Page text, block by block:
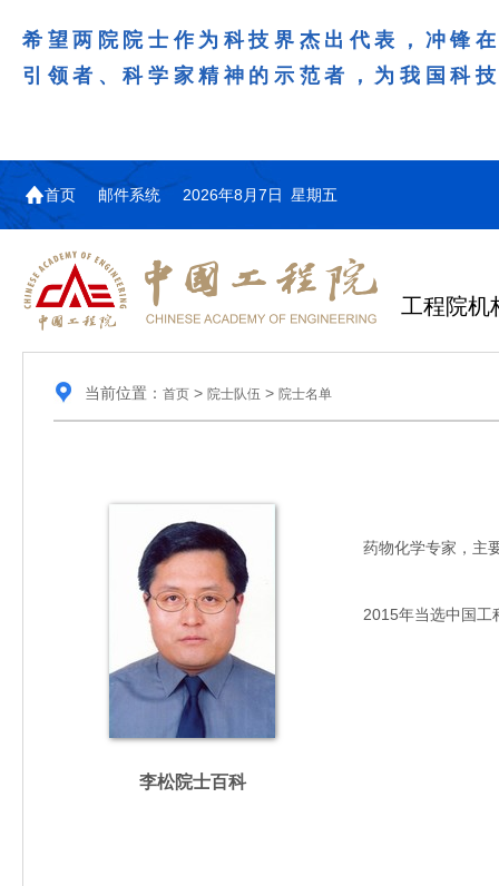
希望两院院士作为科技界杰出代表，冲锋
引领者、科学家精神的示范者，为我国科
首页 邮件系统 2026年8月7日 星期五
工程院机
当前位置： 首页> 院士队伍 > 院士名单
李松院士百科
药物化学专家，主要
2015年当选中国工